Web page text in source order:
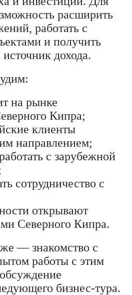
расширить
работать с
и получить
дохода.
на рынке
Кипра;
клиенты
направлением;
с зарубежной
сотрудничество с
открывают
Северного Кипра.
— знакомство с
работы с этим
бизнес-тура.